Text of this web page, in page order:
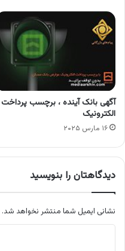
آگهی بانک آینده ، برچسب پرداخت
الکترونیک
۱۶ مارس ۲۰۲۵
دیدگاهتان را بنویسید
نشانی ایمیل شما منتشر نخواهد شد.